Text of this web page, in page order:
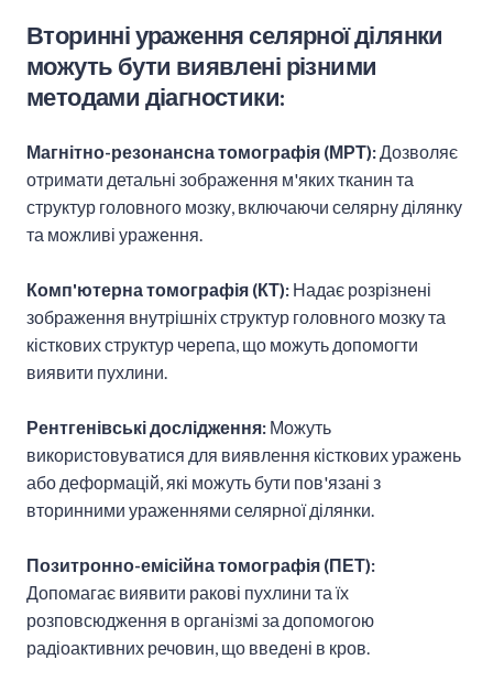
Вторинні ураження селярної ділянки
можуть бути виявлені різними
методами діагностики:
Магнітно-резонансна томографія (МРТ):Дозволяє
отримати детальні зображення м'яких тканин та
структур головного мозку, включаючи селярну ділянку
та можливі ураження.
Комп'ютерна томографія (КТ): Надає розрізнені
зображення внутрішніх структур головного мозку та
кісткових структур черепа, що можуть допомогти
виявити пухлини.
Рентгенівські дослідження: Можуть
використовуватися для виявлення кісткових уражень
або деформацій, які можуть бути пов'язані з
вторинними ураженнями селярної ділянки.
Позитронно-емісійна томографія (ПЕТ):
Допомагає виявити ракові пухлини та їх
розповсюдження в організмі за допомогою
радіоактивних речовин, що введені в кров.